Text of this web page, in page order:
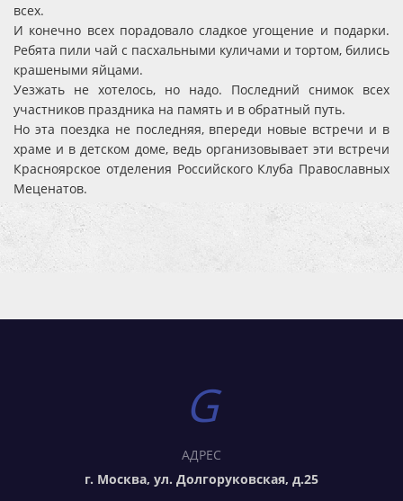
всех.
И конечно всех порадовало сладкое угощение и подарки.
Ребята пили чай с пасхальными куличами и тортом, бились
крашеными яйцами.
Уезжать не хотелось, но надо. Последний снимок всех
участников праздника на память и в обратный путь.
Но эта поездка не последняя, впереди новые встречи и в
храме и в детском доме, ведь организовывает эти встречи
Красноярское отделения Российского Клуба Православных
Меценатов.
АДРЕС
г. Москва, ул. Долгоруковская, д.25